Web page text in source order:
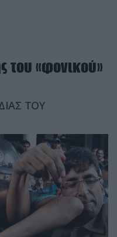
του «φονικού»
ΤΟΥ